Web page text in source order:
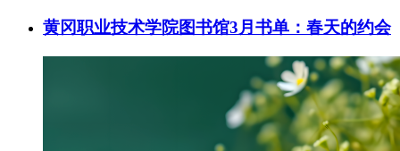
黄冈职业技术学院图书馆3月书单：春天的约会